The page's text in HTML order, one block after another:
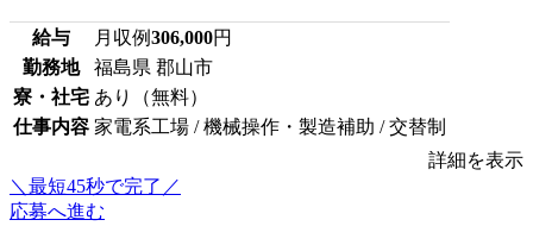
給与 月収例306,000円
勤務地
福島県 郡山市
寮・社宅 あり（無料）
仕事内容 家電系工場 / 機械操作・製造補助 / 交替制
詳細を表示
＼最短45秒で完了／
応募へ進む